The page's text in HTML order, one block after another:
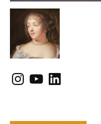
Instagram
YouTubeLinkedIn